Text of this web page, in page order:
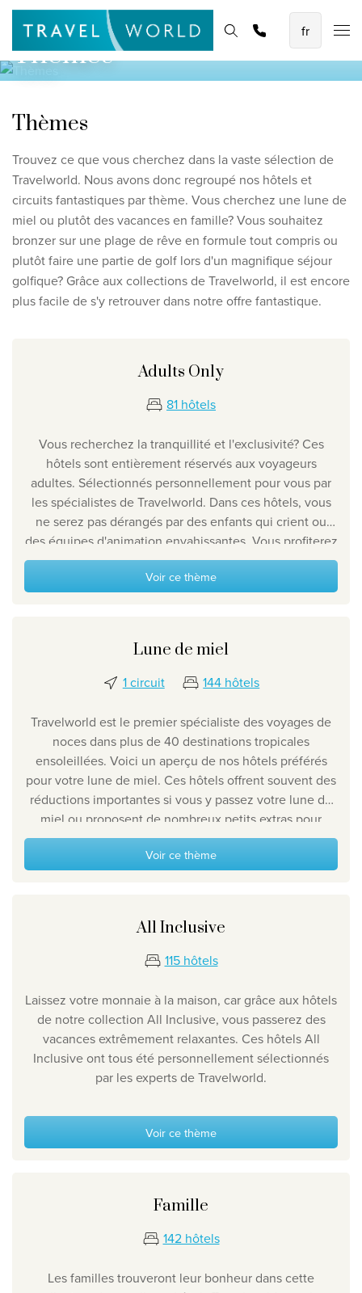
Les meilleures vacances en avion
Baoase Luxury Resort Curaçao
Lux* Grand Baie Resort Mauritius
Des circuits uniques
Circuit de découverte des Émirats de 8 jours
Fly & Drive - Couleurs du Yucatan
Découverte du Sri Lanka
Découvrez nos thèmes
Luxe
Voir tous les thèmes
Les meilleures offres
À propos de Travelworld
Qui sommes-nous ?
Pourquoi Travelworld
Nos destinations
Contactez nous
Nos agences de voyage
Clause de non-responsabilité en matière de
Page d'accueil Destinations Thèmes Promotions
Rechercher et réserver
Thèmes
Thèmes
Trouvez ce que vous cherchez dans la vaste sélection de
Travelworld. Nous avons donc regroupé nos hôtels et
circuits fantastiques par thème. Vous cherchez une lune de
miel ou plutôt des vacances en famille? Vous souhaitez
bronzer sur une plage de rêve en formule tout compris ou
plutôt faire une partie de golf lors d'un magnifique séjour
golfique? Grâce aux collections de Travelworld, il est encore
plus facile de s'y retrouver dans notre offre fantastique.
Adults Only
81 hôtels
Vous recherchez la tranquillité et l'exclusivité? Ces
hôtels sont entièrement réservés aux voyageurs
adultes. Sélectionnés personnellement pour vous par
les spécialistes de Travelworld. Dans ces hôtels, vous
ne serez pas dérangés par des enfants qui crient ou
des équipes d'animation envahissantes. Vous profiterez
du calme et de la tranquillité, des autres, de la bonne
nourriture et de l'excellent service. Tout cela et bien
Voir ce thème
Lune de miel
1 circuit 144 hôtels
Travelworld est le premier spécialiste des voyages de
noces dans plus de 40 destinations tropicales
ensoleillées. Voici un aperçu de nos hôtels préférés
pour votre lune de miel. Ces hôtels offrent souvent des
réductions importantes si vous y passez votre lune de
miel ou proposent de nombreux petits extras pour
rendre votre séjour encore plus inoubliable. La lune de
miel de vos rêves commence ici...
Voir ce thème
All Inclusive
115 hôtels
Laissez votre monnaie à la maison, car grâce aux hôtels
de notre collection All Inclusive, vous passerez des
vacances extrêmement relaxantes. Ces hôtels All
Inclusive ont tous été personnellement sélectionnés
par les experts de Travelworld.
Voir ce thème
Famille
142 hôtels
Les familles trouveront leur bonheur dans cette